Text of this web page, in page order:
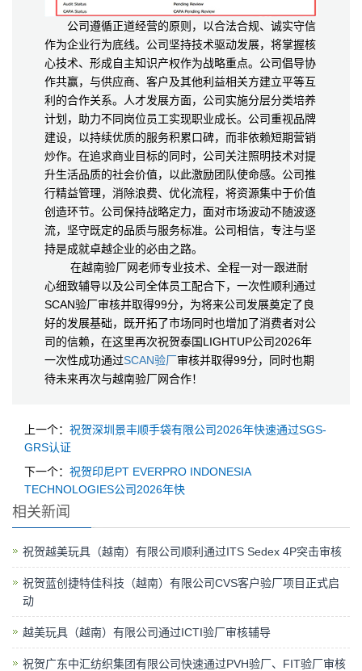
公司遵循正道经营的原则，以合法合规、诚实守信
作为企业行为底线。公司坚持技术驱动发展，将掌握核
心技术、形成自主知识产权作为战略重点。公司倡导协
作共赢，与供应商、客户及其他利益相关方建立平等互
利的合作关系。人才发展方面，公司实施分层分类培养
计划，助力不同岗位员工实现职业成长。公司重视品牌
建设，以持续优质的服务积累口碑，而非依赖短期营销
炒作。在追求商业目标的同时，公司关注照明技术对提
升生活品质的社会价值，以此激励团队使命感。公司推
行精益管理，消除浪费、优化流程，将资源集中于价值
创造环节。公司保持战略定力，面对市场波动不随波逐
流，坚守既定的品质与服务标准。公司相信，专注与坚
持是成就卓越企业的必由之路。
在越南验厂网老师专业技术、全程一对一跟进耐
心细致辅导以及公司全体员工配合下，一次性顺利通过
SCAN验厂审核并取得99分，为将来公司发展奠定了良
好的发展基础，既开拓了市场同时也增加了消费者对公
司的信赖，在这里再次祝贺泰国LIGHTUP公司2026年
一次性成功通过SCAN验厂审核并取得99分，同时也期
待未来再次与越南验厂网合作！
上一个： 祝贺深圳景丰顺手袋有限公司2026年快速通过SGS-
GRS认证
下一个： 祝贺印尼PT EVERPRO INDONESIA
TECHNOLOGIES公司2026年快
相关新闻
祝贺越美玩具（越南）有限公司顺利通过ITS Sedex 4P突击审核
祝贺蓝创捷特佳科技（越南）有限公司CVS客户验厂项目正式启
动
越美玩具（越南）有限公司通过ICTI验厂审核辅导
祝贺广东中汇纺织集团有限公司快速通过PVH验厂、FIT验厂审核